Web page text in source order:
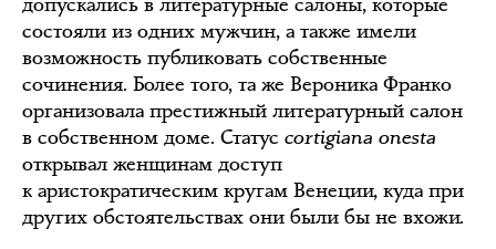
состояли из одних мужчин, а также имели
возможность публиковать собственные
сочинения. Более того, та же Вероника Франко
организовала престижный литературный салон
в собственном доме. Статус cortigiana onesta
открывал женщинам доступ
к аристократическим кругам Венеции, куда при
других обстоятельствах они были бы не вхожи.